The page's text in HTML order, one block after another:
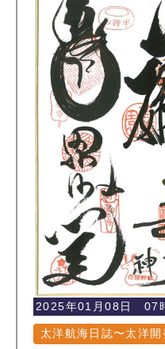
2025年01月08日 07
太洋航海日誌〜太洋